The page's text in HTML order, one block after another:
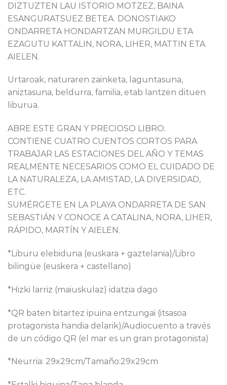
DIZTUZTEN LAU ISTORIO MOTZEZ, BAINA
ESANGURATSUEZ BETEA. DONOSTIAKO
ONDARRETA HONDARTZAN MURGILDU ETA
EZAGUTU KATTALIN, NORA, LIHER, MATTIN ETA
AIELEN.
Urtaroak, naturaren zainketa, laguntasuna,
aniztasuna, beldurra, familia, etab lantzen dituen
liburua.
ABRE ESTE GRAN Y PRECIOSO LIBRO.
CONTIENE CUATRO CUENTOS CORTOS PARA
TRABAJAR LAS ESTACIONES DEL AÑO Y TEMAS
REALMENTE NECESARIOS COMO EL CUIDADO DE
LA NATURALEZA, LA AMISTAD, LA DIVERSIDAD,
ETC.
SUMÉRGETE EN LA PLAYA ONDARRETA DE SAN
SEBASTIÁN Y CONOCE A CATALINA, NORA, LIHER,
RÁPIDO, MARTÍN Y AIELEN.
*Liburu elebiduna (euskara + gaztelania)/Libro
bilingüe (euskera + castellano)
*Hizki larriz (maiuskulaz) idatzia dago
*QR baten bitartez ipuina entzungai (itsasoa
protagonista handia delarik)/Audiocuento a través
de un código QR (el mar es un gran protagonista)
*Neurria: 29x29cm/Tamaño:29x29cm